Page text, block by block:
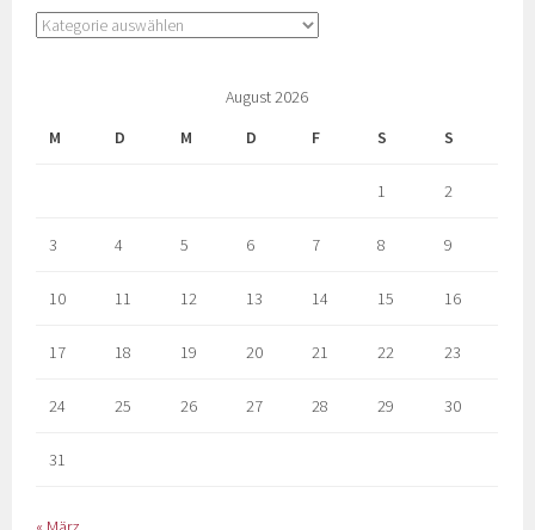
August 2026
M
D M D F S S
1 2
3 4 5 6 7 8 9
10 11 12 13 14 15 16
17 18 19 20 21 22 23
24 25 26 27 28 29 30
31